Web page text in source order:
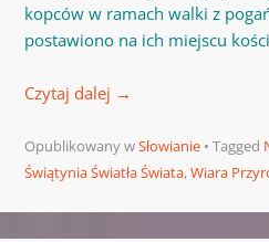
kopców w ramach walki z
postawiono na ich miejscu
Czytaj dalej →
Opublikowany wSłowianie Tagged
Świątynia Światła Świata,Wiara